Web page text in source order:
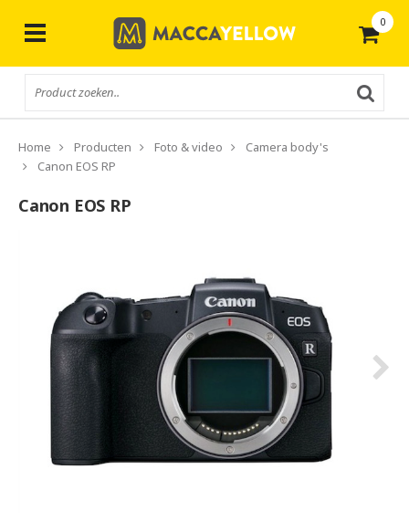
0
Home Producten Foto & video
Camera body's
Canon EOS RP
Canon EOS RP